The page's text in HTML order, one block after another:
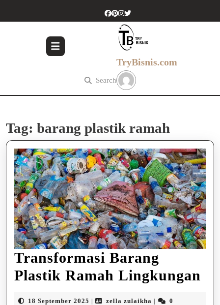
TryBisnis.com
Search
Tag: barang plastik ramah
Transformasi Barang
Plastik Ramah Lingkungan
18 September 2025 18
zella zulaikha zella 0